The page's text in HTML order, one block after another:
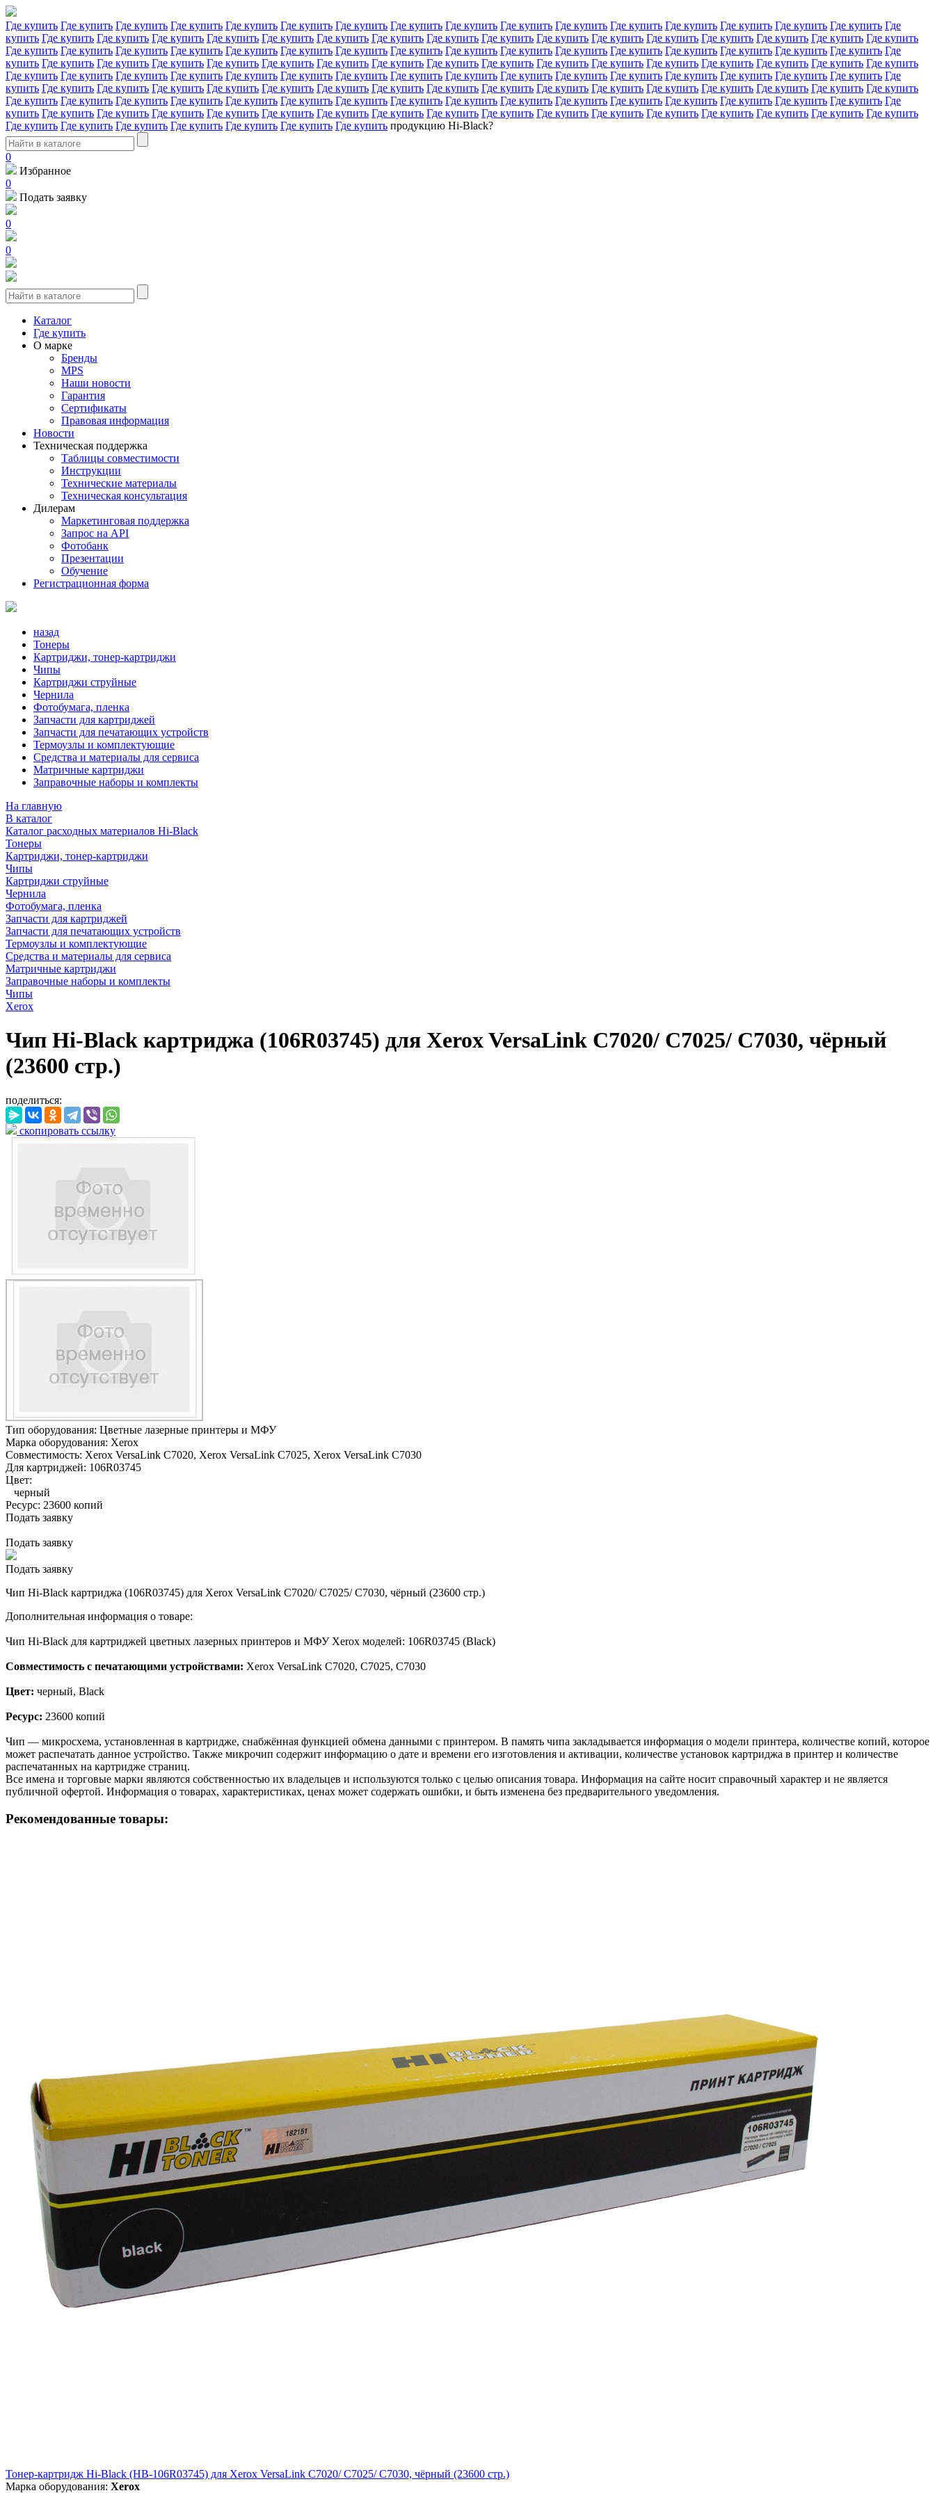
Где купить Где купить Где купить Где купить Где купить Где купить Где купить Где купить Где купить Где купить Где купить Где купить Где купить Где купить Где купить Где купить Где
купить Где купить Где купить Где купить Где купить Где купить Где купить Где купить Где купить Где купить Где купить Где купить Где купить Где купить Где купить Где купить Где купить
Где купить Где купить Где купить Где купить Где купить Где купить Где купить Где купить Где купить Где купить Где купить Где купить Где купить Где купить Где купить Где купить Где
купить Где купить Где купить Где купить Где купить Где купить Где купить Где купить Где купить Где купить Где купить Где купить Где купить Где купить Где купить Где купить Где купить
Где купить Где купить Где купить Где купить Где купить Где купить Где купить Где купить Где купить Где купить Где купить Где купить Где купить Где купить Где купить Где купить Где
купить Где купить Где купить Где купить Где купить Где купить Где купить Где купить Где купить Где купить Где купить Где купить Где купить Где купить Где купить Где купить Где купить
Где купить Где купить Где купить Где купить Где купить Где купить Где купить Где купить Где купить Где купить Где купить Где купить Где купить Где купить Где купить Где купить Где
купить Где купить Где купить Где купить Где купить Где купить Где купить Где купить Где купить Где купить Где купить Где купить Где купить Где купить Где купить Где купить Где купить
Где купить Где купить Где купить Где купить Где купить Где купить Где купить продукцию Hi-Black?
0
Избранное
0
Подать заявку
0
0
Каталог
Где купить
О марке
Бренды
MPS
Наши новости
Гарантия
Сертификаты
Правовая информация
Новости
Техническая поддержка
Таблицы совместимости
Инструкции
Технические материалы
Техническая консультация
Дилерам
Маркетинговая поддержка
Запрос на API
Фотобанк
Презентации
Обучение
Регистрационная форма
назад
Тонеры
Картриджи, тонер-картриджи
Чипы
Картриджи струйные
Чернила
Фотобумага, пленка
Запчасти для картриджей
Запчасти для печатающих устройств
Термоузлы и комплектующие
Средства и материалы для сервиса
Матричные картриджи
Заправочные наборы и комплекты
На главную
В каталог
Каталог расходных материалов Hi-Black
Тонеры
Картриджи, тонер-картриджи
Чипы
Картриджи струйные
Чернила
Фотобумага, пленка
Запчасти для картриджей
Запчасти для печатающих устройств
Термоузлы и комплектующие
Средства и материалы для сервиса
Матричные картриджи
Заправочные наборы и комплекты
Чипы
Xerox
Чип Hi-Black картриджа (106R03745) для Xerox VersaLink C7020/ C7025/ C7030, чёрный
(23600 стр.)
поделиться:
скопировать ссылку
Тип оборудования: Цветные лазерные принтеры и МФУ
Марка оборудования: Xerox
Совместимость: Xerox VersaLink C7020, Xerox VersaLink C7025, Xerox VersaLink C7030
Для картриджей: 106R03745
Цвет:
черный
Ресурс: 23600 копий
Подать заявку
Подать заявку
Подать заявку
Чип Hi-Black картриджа (106R03745) для Xerox VersaLink C7020/ C7025/ C7030, чёрный (23600 стр.)
Дополнительная информация о товаре:
Чип Hi-Black для картриджей цветных лазерных принтеров и МФУ Xerox моделей: 106R03745 (Black)
Совместимость с печатающими устройствами: Xerox VersaLink C7020, C7025, C7030
Цвет: черный, Black
Ресурс: 23600 копий
Чип — микросхема, установленная в картридже, снабжённая функцией обмена данными с принтером. В память чипа закладывается информация о модели принтера, количестве копий, которое
может распечатать данное устройство. Также микрочип содержит информацию о дате и времени его изготовления и активации, количестве установок картриджа в принтер и количестве
распечатанных на картридже страниц.
Все имена и торговые марки являются собственностью их владельцев и используются только с целью описания товара. Информация на сайте носит справочный характер и не является
публичной офертой. Информация о товарах, характеристиках, ценах может содержать ошибки, и быть изменена без предварительного уведомления.
Рекомендованные товары:
Тонер-картридж Hi-Black (HB-106R03745) для Xerox VersaLink C7020/ C7025/ C7030, чёрный (23600 стр.)
Марка оборудования: Xerox